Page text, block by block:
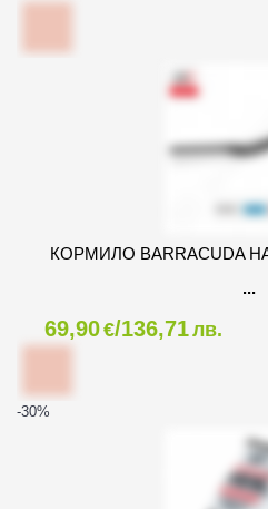
КОРМИЛО BARRACUDA
69,90€/136,71лв.
-30%